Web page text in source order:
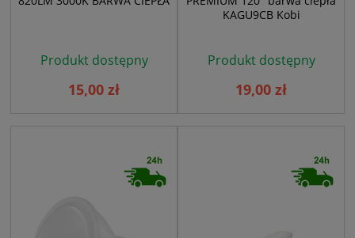
Produkt dostępny
15,00 zł
KAGU9CB Kobi
Produkt dostępny
19,00 zł